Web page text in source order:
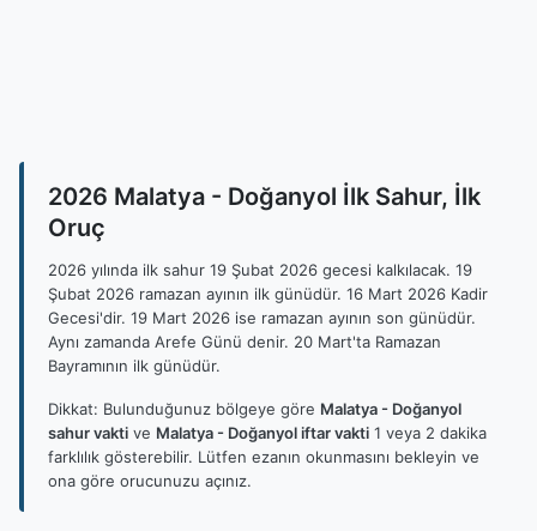
2026 Malatya - Doğanyol İlk Sahur, İlk
Oruç
2026 yılında ilk sahur 19 Şubat 2026 gecesi kalkılacak. 19
Şubat 2026 ramazan ayının ilk günüdür. 16 Mart 2026 Kadir
Gecesi'dir. 19 Mart 2026 ise ramazan ayının son günüdür.
Aynı zamanda Arefe Günü denir. 20 Mart'ta Ramazan
Bayramının ilk günüdür.
Dikkat: Bulunduğunuz bölgeye göre Malatya - Doğanyol
sahur vakti ve Malatya - Doğanyol iftar vakti 1 veya 2 dakika
farklılık gösterebilir. Lütfen ezanın okunmasını bekleyin ve
ona göre orucunuzu açınız.